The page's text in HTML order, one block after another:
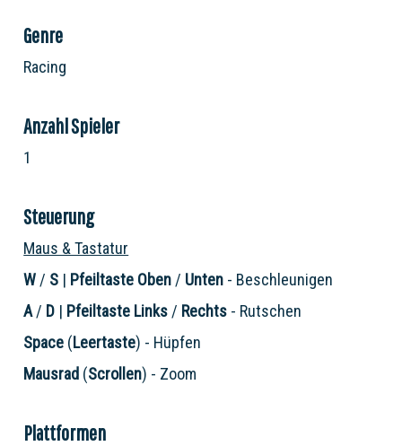
Genre
Racing
Anzahl Spieler
1
Steuerung
Maus & Tastatur
W / S | Pfeiltaste Oben / Unten - Beschleunigen
A/ D | Pfeiltaste Links / Rechts - Rutschen
Space (Leertaste) - Hüpfen
Mausrad (Scrollen) - Zoom
Plattformen